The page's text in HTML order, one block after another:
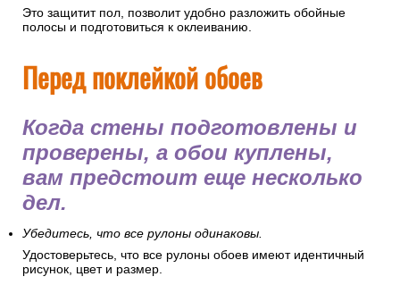
Это защитит пол, позволит удобно разложить обойные
полосы и подготовиться к оклеиванию.
Перед поклейкой обоев
Когда стены подготовлены и
проверены, а обои куплены,
вам предстоит еще несколько
дел.
Убедитесь, что все рулоны одинаковы.
Удостоверьтесь, что все рулоны обоев имеют идентичный
рисунок, цвет и размер.